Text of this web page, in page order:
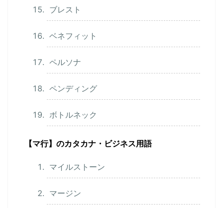
ブレスト
ベネフィット
ペルソナ
ペンディング
ボトルネック
【マ行】のカタカナ・ビジネス用語
マイルストーン
マージン